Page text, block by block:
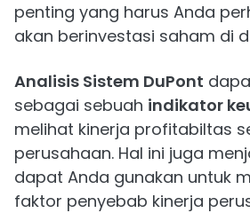
penting yang harus Anda
akan berinvestasi saham di
Analisis Sistem DuPont
sebagai sebuah indikator
melihat kinerja profitabiltas
perusahaan. Hal ini juga
dapat Anda gunakan untuk
faktor penyebab kinerja